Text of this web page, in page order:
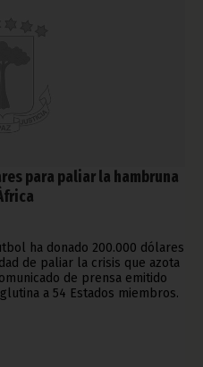
para paliar la hambruna
ha donado 200.000 dólares
de paliar la crisis que azota
de prensa emitido
a 54 Estados miembros.